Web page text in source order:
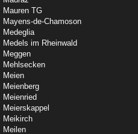
Mauren TG
Mayens-de-Chamoson
Medeglia
Medels im Rheinwald
Meggen
Mehlsecken
Meien
Meienberg
Meienried
Meierskappel
Meikirch
Meilen